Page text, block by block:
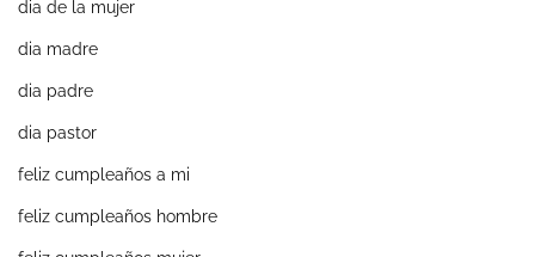
dia de la mujer
dia madre
dia padre
dia pastor
feliz cumpleaños a mi
feliz cumpleaños hombre